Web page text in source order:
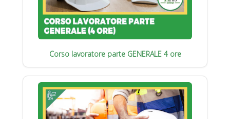
Corso lavoratore parte GENERALE 4 ore